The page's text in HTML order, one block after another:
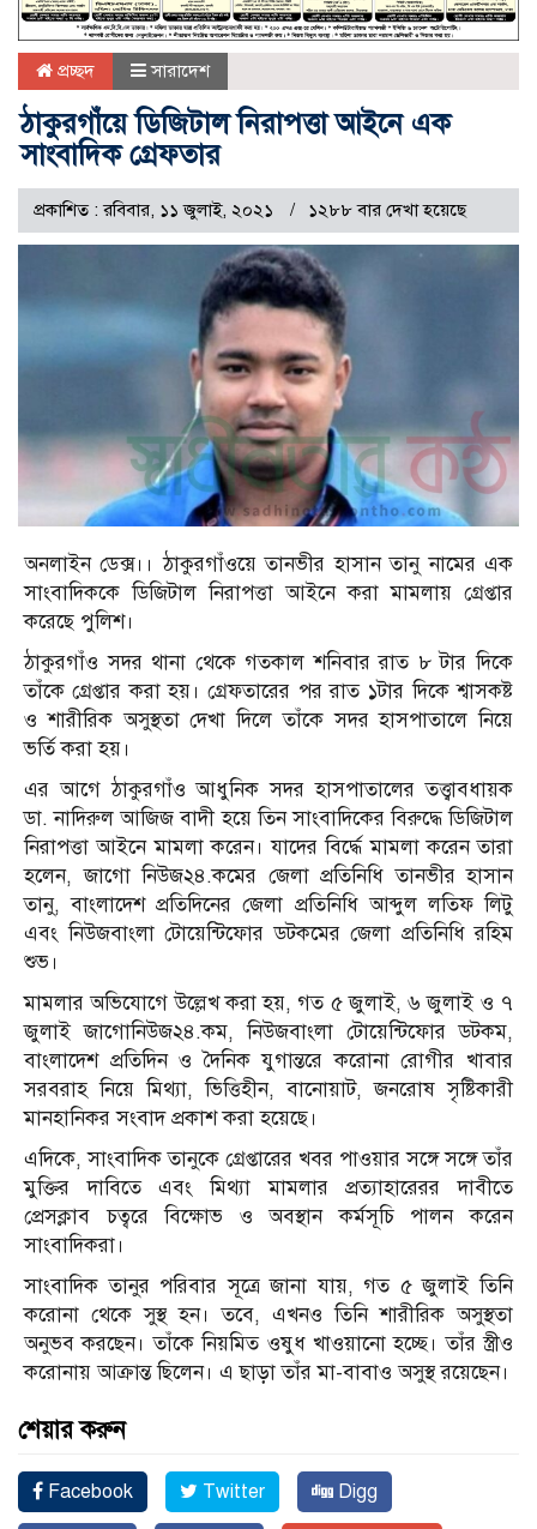
প্রচ্ছদ সারাদেশ
ঠাকুরগাঁয়ে ডিজিটাল নিরাপত্তা আইনে এক
সাংবাদিক গ্রেফতার
প্রকাশিত : রবিবার, ১১ জুলাই, ২০২১ ১২৮৮ বার দেখা হয়েছে
অনলাইন ডেক্স।। ঠাকুরগাঁওয়ে তানভীর হাসান তানু নামের এক
সাংবাদিককে ডিজিটাল নিরাপত্তা আইনে করা মামলায় গ্রেপ্তার
করেছে পুলিশ।
ঠাকুরগাঁও সদর থানা থেকে গতকাল শনিবার রাত ৮ টার দিকে
তাঁকে গ্রেপ্তার করা হয়। গ্রেফতারের পর রাত ১টার দিকে শ্বাসকষ্ট
ও শারীরিক অসুস্থতা দেখা দিলে তাঁকে সদর হাসপাতালে নিয়ে
ভর্তি করা হয়।
এর আগে ঠাকুরগাঁও আধুনিক সদর হাসপাতালের তত্ত্বাবধায়ক
ডা. নাদিরুল আজিজ বাদী হয়ে তিন সাংবাদিকের বিরুদ্ধে ডিজিটাল
নিরাপত্তা আইনে মামলা করেন। যাদের বির্দ্ধে মামলা করেন তারা
হলেন, জাগো নিউজ২৪.কমের জেলা প্রতিনিধি তানভীর হাসান
তানু, বাংলাদেশ প্রতিদিনের জেলা প্রতিনিধি আব্দুল লতিফ লিটু
এবং নিউজবাংলা টোয়েন্টিফোর ডটকমের জেলা প্রতিনিধি রহিম
শুভ।
মামলার অভিযোগে উল্লেখ করা হয়, গত ৫ জুলাই, ৬ জুলাই ও ৭
জুলাই জাগোনিউজ২৪.কম, নিউজবাংলা টোয়েন্টিফোর ডটকম,
বাংলাদেশ প্রতিদিন ও দৈনিক যুগান্তরে করোনা রোগীর খাবার
সরবরাহ নিয়ে মিথ্যা, ভিত্তিহীন, বানোয়াট, জনরোষ সৃষ্টিকারী
মানহানিকর সংবাদ প্রকাশ করা হয়েছে।
এদিকে, সাংবাদিক তানুকে গ্রেপ্তারের খবর পাওয়ার সঙ্গে সঙ্গে তাঁর
মুক্তির দাবিতে এবং মিথ্যা মামলার প্রত্যাহারেরর দাবীতে
প্রেসক্লাব চত্বরে বিক্ষোভ ও অবস্থান কর্মসূচি পালন করেন
সাংবাদিকরা।
সাংবাদিক তানুর পরিবার সূত্রে জানা যায়, গত ৫ জুলাই তিনি
করোনা থেকে সুস্থ হন। তবে, এখনও তিনি শারীরিক অসুস্থতা
অনুভব করছেন। তাঁকে নিয়মিত ওষুধ খাওয়ানো হচ্ছে। তাঁর স্ত্রীও
করোনায় আক্রান্ত ছিলেন। এ ছাড়া তাঁর মা-বাবাও অসুস্থ রয়েছেন।
শেয়ার করুন
Facebook Twitter Digg